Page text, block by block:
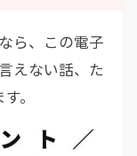
ら、この電子
えない話、た
。